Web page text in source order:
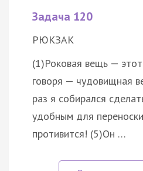
Задача 120
РЮКЗАК
(1)Роковая вещь —
говоря — чудовищная
раз я собирался
удобным для
противится! (5)Он …